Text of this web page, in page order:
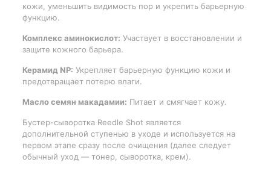
кожи, уменьшить видимость пор и укрепить барьерную
функцию.
Комплекс аминокислот: Участвует в восстановлении и
защите кожного барьера.
Керамид NP: Укрепляет барьерную функцию кожи и
предотвращает потерю влаги.
Масло семян макадамии: Питает и смягчает кожу.
Бустер-сыворотка Reedle Shot является
дополнительной ступенью в уходе и используется на
первом этапе сразу после очищения (далее следует
обычный уход — тонер, сыворотка, крем).